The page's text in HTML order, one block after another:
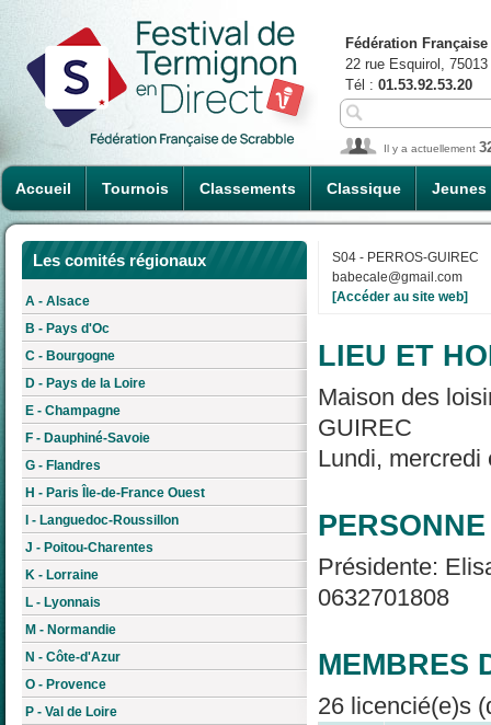
Accueil Tournois Classements Classique Jeunes
Fédération
22 rue Esquirol,
Tél : 01.53.92.53.20
Il y a actuellement
Les comités régionaux
A - Alsace
B - Pays d'Oc
C - Bourgogne
D - Pays de la Loire
E - Champagne
F - Dauphiné-Savoie
G - Flandres
H - Paris Île-de-France Ouest
I - Languedoc-Roussillon
J - Poitou-Charentes
K - Lorraine
L - Lyonnais
M - Normandie
N - Côte-d'Azur
O - Provence
P - Val de Loire
S04 - PERROS-GUIREC
babecale@gmail.com
[Accéder au site web]
LIEU ET
Maison des
GUIREC
Lundi, mercredi
Présidente:
0632701808
MEMBRES
26 licencié(e)s